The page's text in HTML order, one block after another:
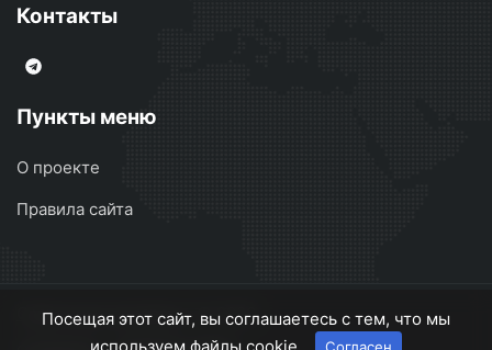
Контакты
Пункты меню
О проекте
Правила сайта
Сварочные аппараты
© 2026
Посещая этот сайт, вы соглашаетесь с тем, что мы
используем файлы cookie.